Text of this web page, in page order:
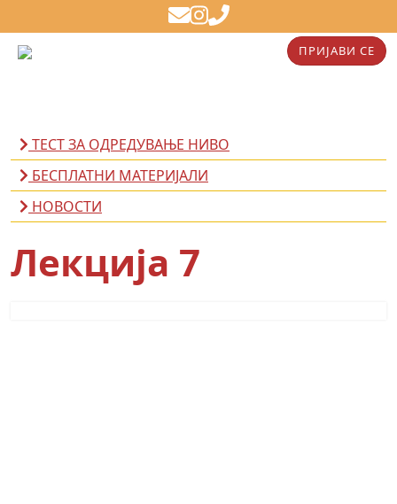
ПРИЈАВИ СЕ
ТЕСТ ЗА ОДРЕДУВАЊЕ НИВО
БЕСПЛАТНИ МАТЕРИЈАЛИ
НОВОСТИ
Лекција 7